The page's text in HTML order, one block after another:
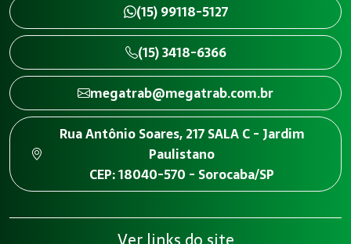
(15) 99118-5127
(15) 3418-6366
megatrab@megatrab.com.br
Rua Antônio Soares, 217 SALA C - Jardim
Paulistano
CEP: 18040-570 - Sorocaba/SP